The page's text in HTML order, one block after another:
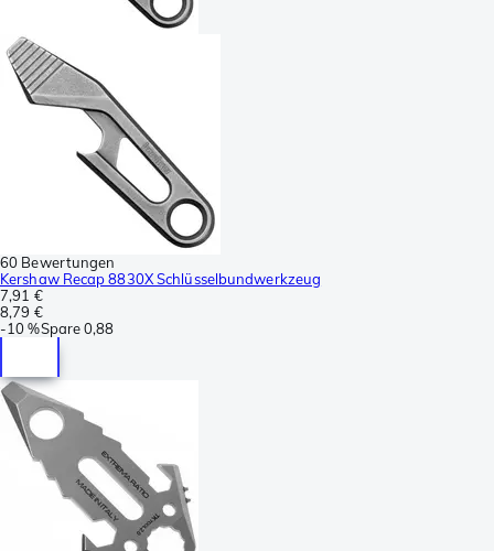
60 Bewertungen
Kershaw Recap 8830X Schlüsselbundwerkzeug
7,91 €
8,79 €
-10 %Spare0,88